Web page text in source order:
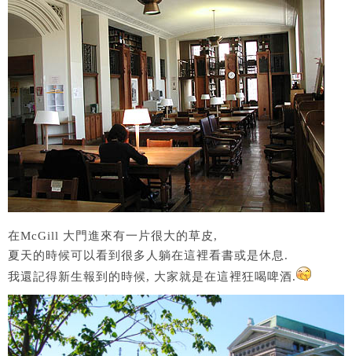
在McGill 大門進來有一片很大的草皮,
夏天的時候可以看到很多人躺在這裡看書或是休息.
我還記得新生報到的時候, 大家就是在這裡狂喝啤酒.